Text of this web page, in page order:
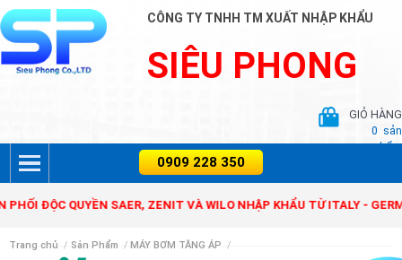
CÔNG TY TNHH TM XUẤT NHẬP KHẨU
SIÊU PHONG
GIỎ HÀNG
0 sản
phẩm
PHÂN PHỐI ĐỘC QUYỀN SAER, ZENIT VÀ WILO NHẬP KHẨU TỪ
Trang chủ / Sản Phẩm / MÁY BƠM TĂNG ÁP /